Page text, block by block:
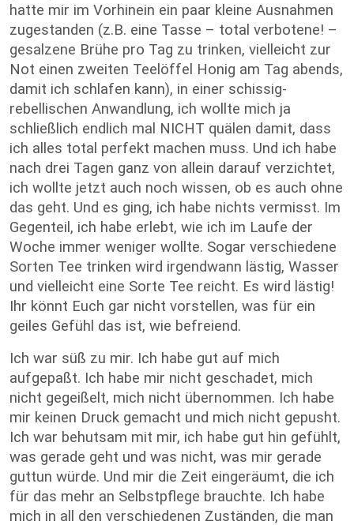
hatte mir im Vorhinein ein paar kleine Ausnahmen
zugestanden (z.B. eine Tasse – total verbotene! –
gesalzene Brühe pro Tag zu trinken, vielleicht zur
Not einen zweiten Teelöffel Honig am Tag abends,
damit ich schlafen kann), in einer schissig-
rebellischen Anwandlung, ich wollte mich ja
schließlich endlich mal NICHT quälen damit, dass
ich alles total perfekt machen muss. Und ich habe
nach drei Tagen ganz von allein darauf verzichtet,
ich wollte jetzt auch noch wissen, ob es auch ohne
das geht. Und es ging, ich habe nichts vermisst. Im
Gegenteil, ich habe erlebt, wie ich im Laufe der
Woche immer weniger wollte. Sogar verschiedene
Sorten Tee trinken wird irgendwann lästig, Wasser
und vielleicht eine Sorte Tee reicht. Es wird lästig!
Ihr könnt Euch gar nicht vorstellen, was für ein
geiles Gefühl das ist, wie befreiend.
Ich war süß zu mir. Ich habe gut auf mich
aufgepaßt. Ich habe mir nicht geschadet, mich
nicht gegeißelt, mich nicht übernommen. Ich habe
mir keinen Druck gemacht und mich nicht gepusht.
Ich war behutsam mit mir, ich habe gut hin gefühlt,
was gerade geht und was nicht, was mir gerade
guttun würde. Und mir die Zeit eingeräumt, die ich
für das mehr an Selbstpflege brauchte. Ich habe
mich in all den verschiedenen Zuständen, die man